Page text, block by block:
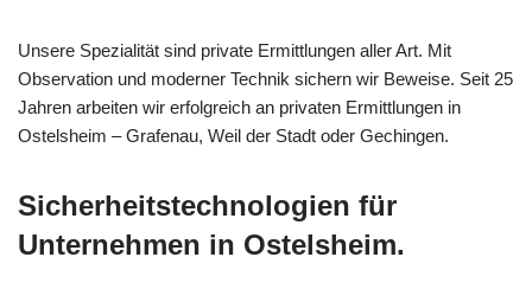
Unsere Spezialität sind private Ermittlungen aller Art. Mit
Observation und moderner Technik sichern wir Beweise. Seit 25
Jahren arbeiten wir erfolgreich an privaten Ermittlungen in
Ostelsheim – Grafenau, Weil der Stadt oder Gechingen.
Sicherheitstechnologien für
Unternehmen in Ostelsheim.